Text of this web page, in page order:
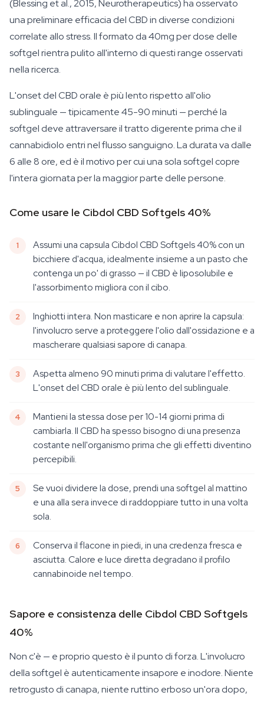
(Blessing et al., 2015, Neurotherapeutics) ha osservato
una preliminare efficacia del CBD in diverse condizioni
correlate allo stress. Il formato da 40mg per dose delle
softgel rientra pulito all'interno di questi range osservati
nella ricerca.
L'onset del CBD orale è più lento rispetto all'olio
sublinguale — tipicamente 45-90 minuti — perché la
softgel deve attraversare il tratto digerente prima che il
cannabidiolo entri nel flusso sanguigno. La durata va dalle
6 alle 8 ore, ed è il motivo per cui una sola softgel copre
l'intera giornata per la maggior parte delle persone.
Come usare le Cibdol CBD Softgels 40%
Assumi una capsula Cibdol CBD Softgels 40% con un
bicchiere d'acqua, idealmente insieme a un pasto che
contenga un po' di grasso — il CBD è liposolubile e
l'assorbimento migliora con il cibo.
Inghiotti intera. Non masticare e non aprire la capsula:
l'involucro serve a proteggere l'olio dall'ossidazione e a
mascherare qualsiasi sapore di canapa.
Aspetta almeno 90 minuti prima di valutare l'effetto.
L'onset del CBD orale è più lento del sublinguale.
Mantieni la stessa dose per 10-14 giorni prima di
cambiarla. Il CBD ha spesso bisogno di una presenza
costante nell'organismo prima che gli effetti diventino
percepibili.
Se vuoi dividere la dose, prendi una softgel al mattino
e una alla sera invece di raddoppiare tutto in una volta
sola.
Conserva il flacone in piedi, in una credenza fresca e
asciutta. Calore e luce diretta degradano il profilo
cannabinoide nel tempo.
Sapore e consistenza delle Cibdol CBD Softgels
40%
Non c'è — e proprio questo è il punto di forza. L'involucro
della softgel è autenticamente insapore e inodore. Niente
retrogusto di canapa, niente ruttino erboso un'ora dopo,